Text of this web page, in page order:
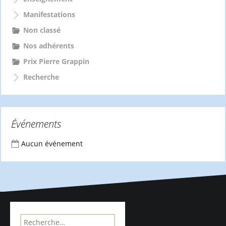
Manifestations
Non classé
Nos adhérents
Prix Pierre Grappin
Recherche
Événements
Aucun événement
R